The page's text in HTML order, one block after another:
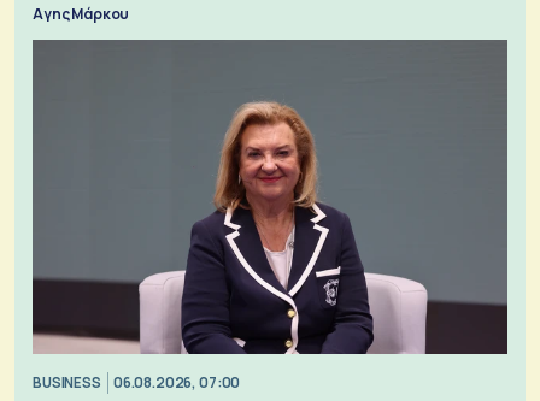
Αγης Μάρκου
BUSINESS 06.08.2026, 07:00